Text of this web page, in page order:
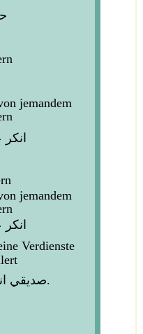
jemandem
jemandem
Verdienste
صديقي انكر فضلي عليه.